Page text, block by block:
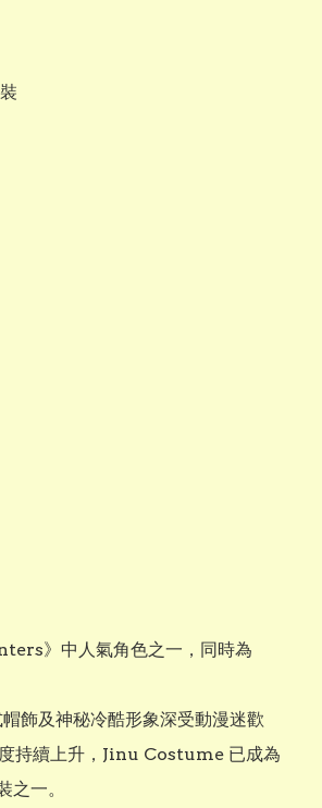
》中人氣角色之一，同時為
飾及神秘冷酷形象深受動漫迷歡
持續上升，Jinu Costume 已成為
一。